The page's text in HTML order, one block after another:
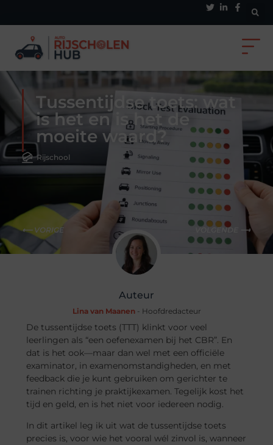
Tussentijdse toets: wat
is het en is het de
moeite waard?
Rijschool
⟵ VORIGE VOLGENDE ⟶
Auteur
Lina van Maanen- Hoofdredacteur
De tussentijdse toets (TTT) klinkt voor veel
leerlingen als “een oefenexamen bij het CBR”. En
dat is het ook—maar dan wel met een officiële
examinator, in examenomstandigheden, en met
feedback die je kunt gebruiken om gerichter te
trainen richting je praktijkexamen. Tegelijk kost het
tijd en geld, en is het niet voor iedereen nodig.
In dit artikel leg ik uit wat de tussentijdse toets
precies is, voor wie het vooral wél zinvol is, wanneer